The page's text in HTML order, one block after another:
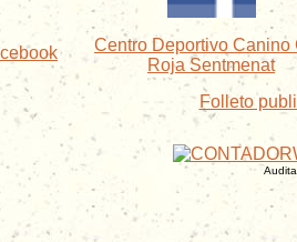
Centro Deportivo Canino
Roja Sentmenat
Folleto